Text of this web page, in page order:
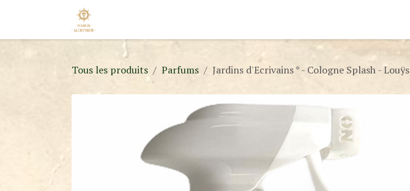
Se rendre au contenu
Tous les produits Parfums Jardins d'Ecrivains * - Cologne Splash - Louÿs